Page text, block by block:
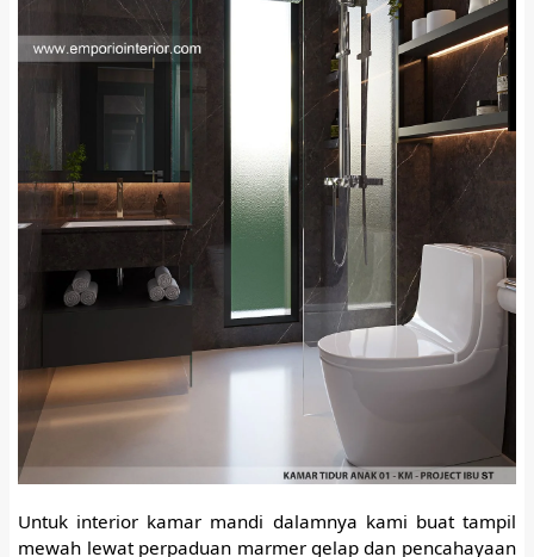
Untuk interior kamar mandi dalamnya kami buat tampil
mewah lewat perpaduan marmer gelap dan pencahayaan